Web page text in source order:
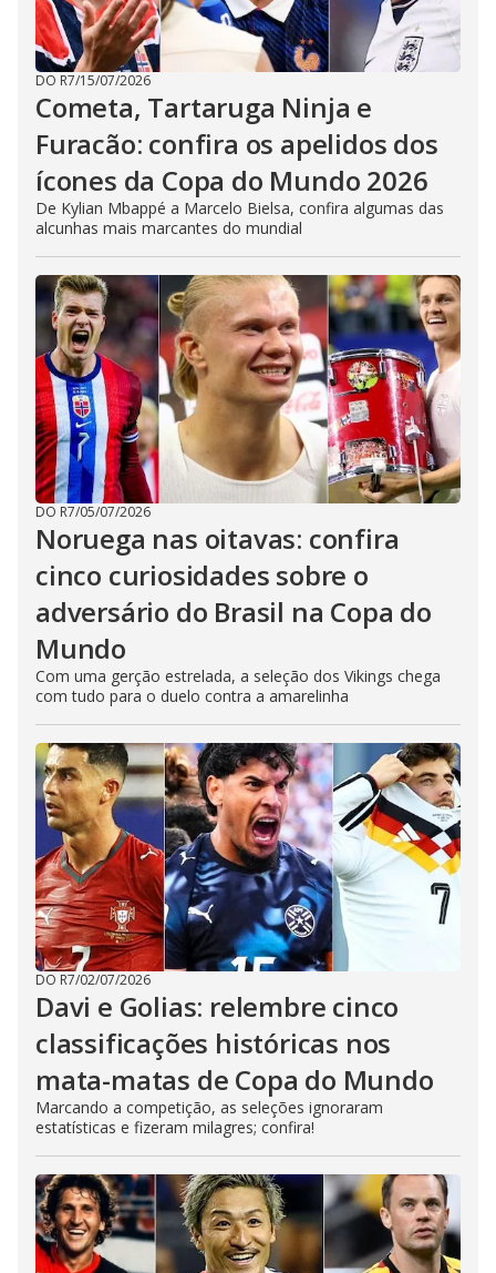
DO R7/15/07/2026
Cometa, Tartaruga Ninja e
Furacão: confira os apelidos dos
ícones da Copa do Mundo 2026
De Kylian Mbappé a Marcelo Bielsa, confira algumas das
alcunhas mais marcantes do mundial
DO R7/05/07/2026
Noruega nas oitavas: confira
cinco curiosidades sobre o
adversário do Brasil na Copa do
Mundo
Com uma gerção estrelada, a seleção dos Vikings chega
com tudo para o duelo contra a amarelinha
DO R7/02/07/2026
Davi e Golias: relembre cinco
classificações históricas nos
mata-matas de Copa do Mundo
Marcando a competição, as seleções ignoraram
estatísticas e fizeram milagres; confira!